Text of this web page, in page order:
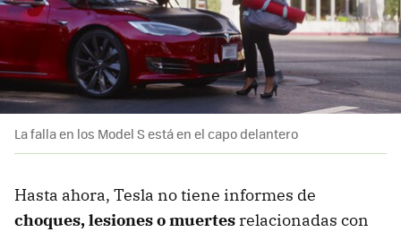
La falla en los Model S está en el capo delantero
Hasta ahora, Tesla no tiene informes de
choques, lesiones o muertes relacionadas con